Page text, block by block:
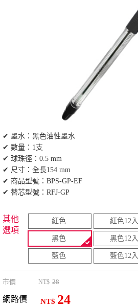
✔ 墨水：黑色油性墨水
✔ 數量：1支
✔ 球珠徑：0.5 mm
✔ 尺寸：全長154 mm
✔ 商品型號：BPS-GP-EF
✔ 替芯型號：RFJ-GP
其他
選項
紅色 紅色12入
黑色 黑色12入
藍色 藍色12入
市價 NT$ 28
網路價 NT$ 24